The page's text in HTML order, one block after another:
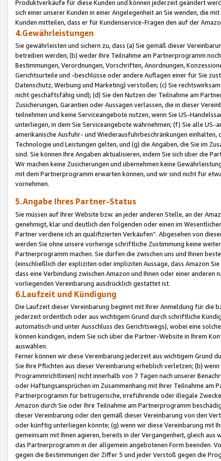
Produktverkäufe für diese Kunden und können jederzeit geändert
sich einer unserer Kunden in einer Angelegenheit an Sie wenden, die
Kunden mitteilen, dass er für Kundenservice-Fragen den auf der
4.Gewährleistungen
Sie gewährleisten und sichern zu, dass (a) Sie gemäß dieser
betreiben werden; (b) weder Ihre Teilnahme am Partnerprogramm
Bestimmungen, Verordnungen, Vorschriften, Anordnungen,
Gerichtsurteile und -beschlüsse oder andere Auflagen einer für Sie
Datenschutz, Werbung und Marketing) verstoßen; (c) Sie
nicht geschäftsfähig sind); (d) Sie den Nutzen der Teilnahme am
Zusicherungen, Garantien oder Aussagen verlassen, die in dieser
teilnehmen und keine Serviceangebote nutzen, wenn Sie US-
unterliegen, in dem Sie Serviceangebote wahrnehmen; (f) Sie alle
amerikanische Ausfuhr- und Wiederausfuhrbeschränkungen
Technologie und Leistungen gelten, und (g) die Angaben, die Sie im
sind. Sie können Ihre Angaben aktualisieren, indem Sie sich über die
Wir machen keine Zusicherungen und übernehmen keine
mit dem Partnerprogramm erwarten können, und wir sind nicht für
vornehmen.
5.Angabe Ihres Partner-Status
Sie müssen auf Ihrer Website bzw. an jeder anderen Stelle, an der
genehmigt, klar und deutlich den folgenden oder einen im
Partner verdiene ich an qualifizierten Verkäufen“. Abgesehen von
werden Sie ohne unsere vorherige schriftliche Zustimmung keine
Partnerprogramm machen. Sie dürfen die zwischen uns und Ihnen
(einschließlich der expliziten oder impliziten Aussage, dass Amazon
dass eine Verbindung zwischen Amazon und Ihnen oder einer
vorliegenden Vereinbarung ausdrücklich gestattet ist.
6.Laufzeit und Kündigung
Die Laufzeit dieser Vereinbarung beginnt mit Ihrer Anmeldung für die
jederzeit ordentlich oder aus wichtigem Grund durch schriftliche
automatisch und unter Ausschluss des Gerichtswegs), wobei eine
können kündigen, indem Sie sich über die Partner-Website in Ihrem
auswählen.
Ferner können wir diese Vereinbarung jederzeit aus wichtigem Grund
Sie Ihre Pflichten aus dieser Vereinbarung erheblich verletzen; (b)
Programmrichtlinien) nicht innerhalb von 7 Tagen nach unserer
oder Haftungsansprüchen im Zusammenhang mit Ihrer Teilnahme am
Partnerprogramm für betrügerische, irreführende oder illegale
Amazon durch Sie oder Ihre Teilnahme am Partnerprogramm
dieser Vereinbarung oder den gemäß dieser Vereinbarung von den
oder künftig unterliegen könnte; (g) wenn wir diese Vereinbarung mit
gemeinsam mit Ihnen agieren, bereits in der Vergangenheit, gleich
das Partnerprogramm in der allgemein angebotenen Form beenden.
gegen die Bestimmungen der Ziffer 5 und jeder Verstoß gegen die